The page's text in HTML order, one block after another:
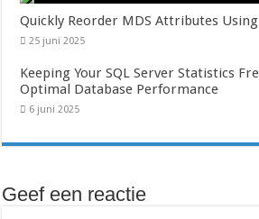
Quickly Reorder MDS Attributes
25 juni 2025
Keeping Your SQL Server Statistics
Optimal Database Performance
6 juni 2025
Geef een reactie